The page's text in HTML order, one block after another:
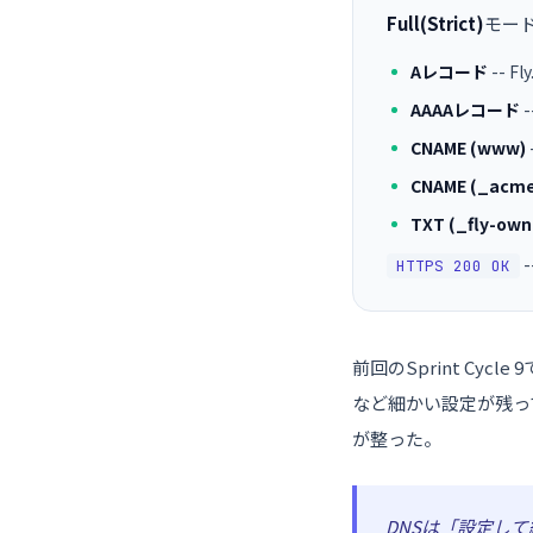
Full(Strict)モー
Aレコード --
AAAAレコード
CNAME (www)
CNAME
TXT (_fly-
HTTPS 200 OK
前回のSprint Cycle 9
など細かい設定が残
が整った。
DNSは「設定し